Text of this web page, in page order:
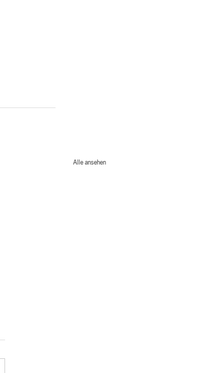
Alle ansehen